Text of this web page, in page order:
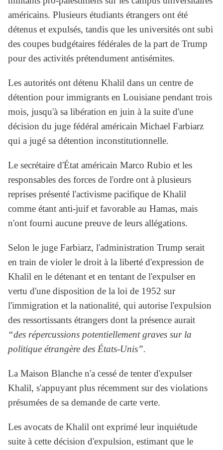
américains. Plusieurs étudiants étrangers ont été
détenus et expulsés, tandis que les universités ont subi
des coupes budgétaires fédérales de la part de Trump
pour des activités prétendument antisémites.
Les autorités ont détenu Khalil dans un centre de
détention pour immigrants en Louisiane pendant trois
mois, jusqu'à sa libération en juin à la suite d'une
décision du juge fédéral américain Michael Farbiarz
qui a jugé sa détention inconstitutionnelle.
Le secrétaire d'État américain Marco Rubio et les
responsables des forces de l'ordre ont à plusieurs
reprises présenté l'activisme pacifique de Khalil
comme étant anti-juif et favorable au Hamas, mais
n'ont fourni aucune preuve de leurs allégations.
Selon le juge Farbiarz, l'administration Trump serait
en train de violer le droit à la liberté d'expression de
Khalil en le détenant et en tentant de l'expulser en
vertu d'une disposition de la loi de 1952 sur
l'immigration et la nationalité, qui autorise l'expulsion
des ressortissants étrangers dont la présence aurait
“des répercussions potentiellement graves sur la
politique étrangère des États-Unis”.
La Maison Blanche n'a cessé de tenter d'expulser
Khalil, s'appuyant plus récemment sur des violations
présumées de sa demande de carte verte.
Les avocats de Khalil ont exprimé leur inquiétude
suite à cette décision d'expulsion, estimant que le